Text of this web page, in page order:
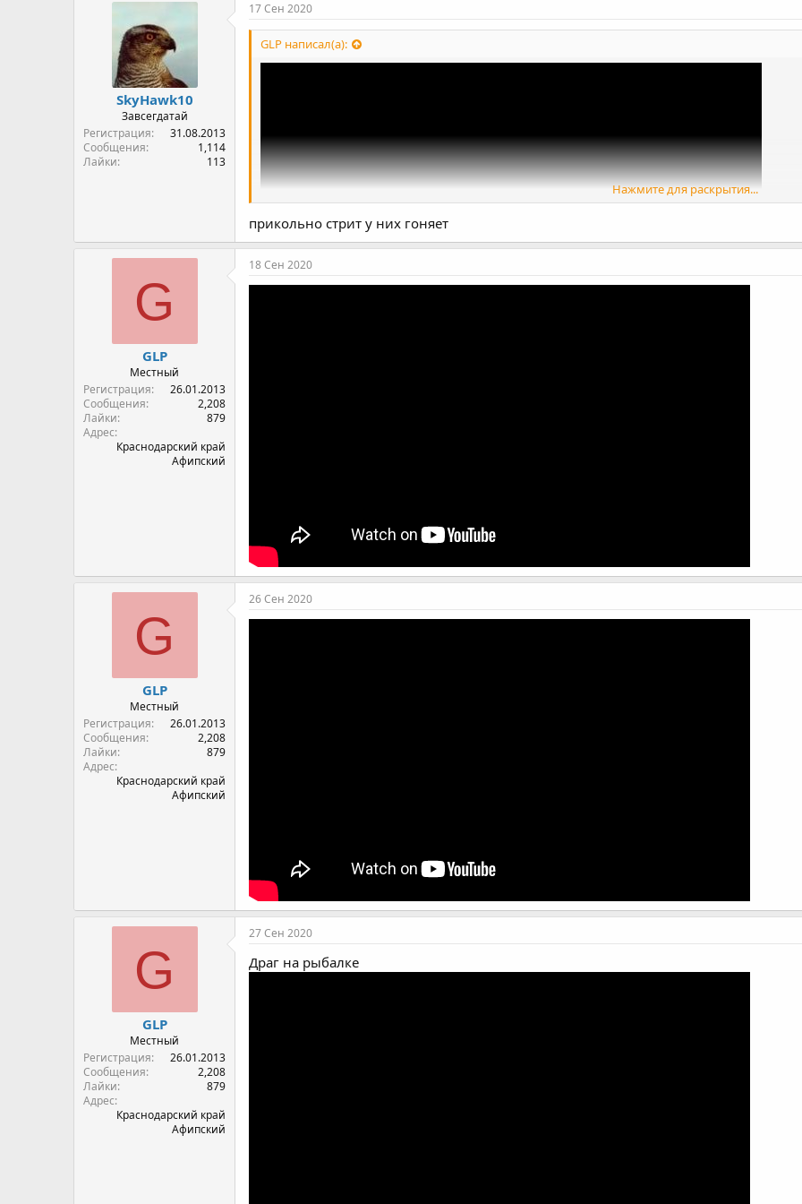
к
:
SkyHawk10
Завсегдатай
Регистрация
31.08.2013
Сообщения
1,114
Лайки
113
17 Сен 2020
GLP написал(а):
Нажмите для раскрытия...
прикольно стрит у них гоняет
G
GLP
Местный
Регистрация
26.01.2013
Сообщения
2,208
Лайки
879
Адрес
Краснодарский край
Афипский
18 Сен 2020
G
GLP
Местный
Регистрация
26.01.2013
Сообщения
2,208
Лайки
879
Адрес
Краснодарский край
Афипский
26 Сен 2020
G
GLP
Местный
Регистрация
26.01.2013
Сообщения
2,208
Лайки
879
Адрес
Краснодарский край
Афипский
27 Сен 2020
Драг на рыбалке